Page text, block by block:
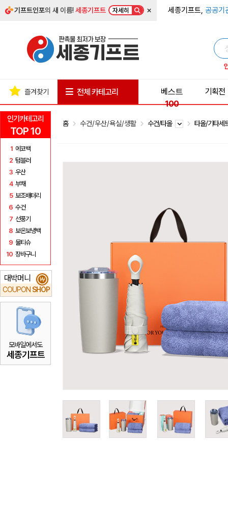
기프트인포의 새 이름!세종기프트 자세히 × 세종기프트, 공공기
인기카테고리
TOP 10
1 에코백
2 텀블러
3 우산
4 부채
5 보조배터리
6 수건
7 선풍기
8 보온보냉백
9 물티슈
10 장바구니
대박머니
COUPON SHOP
₩
모바일에서도
세종기프트
즐겨찾기 전체 카테고리
베스트
100
기획전
홈 수건/우산/욕실/생활 수건/타올 타올/기타